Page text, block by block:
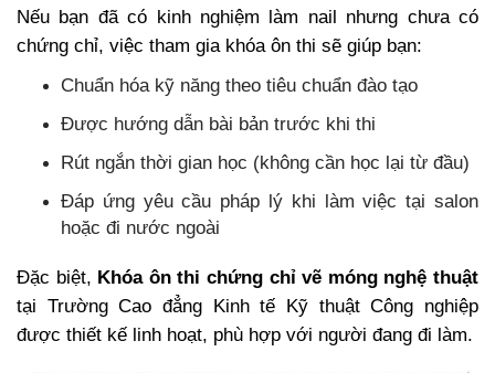
Nếu bạn đã có kinh nghiệm làm nail nhưng chưa có
chứng chỉ, việc tham gia khóa ôn thi sẽ giúp bạn:
Chuẩn hóa kỹ năng theo tiêu chuẩn đào tạo
Được hướng dẫn bài bản trước khi thi
Rút ngắn thời gian học (không cần học lại từ đầu)
Đáp ứng yêu cầu pháp lý khi làm việc tại salon
hoặc đi nước ngoài
Đặc biệt, Khóa ôn thi chứng chỉ vẽ móng nghệ thuật
tại Trường Cao đẳng Kinh tế Kỹ thuật Công nghiệp
được thiết kế linh hoạt, phù hợp với người đang đi làm.